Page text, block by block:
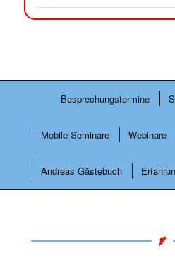
Besprechungstermine
Mobile Seminare Webinare
Andreas Gästebuch